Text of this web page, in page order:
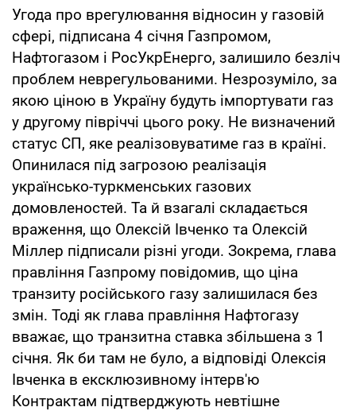
Угода про врегулювання відносин у газовій
сфері, підписана 4 січня Газпромом,
Нафтогазом і РосУкрЕнерго, залишило безліч
проблем неврегульованими. Незрозуміло, за
якою ціною в Україну будуть імпортувати газ
у другому півріччі цього року. Не визначений
статус СП, яке реалізовуватиме газ в країні.
Опинилася під загрозою реалізація
українсько-туркменських газових
домовленостей. Та й взагалі складається
враження, що Олексій Івченко та Олексій
Міллер підписали різні угоди. Зокрема, глава
правління Газпрому повідомив, що ціна
транзиту російського газу залишилася без
змін. Тоді як глава правління Нафтогазу
вважає, що транзитна ставка збільшена з 1
січня. Як би там не було, а відповіді Олексія
Івченка в ексклюзивному інтерв'ю
Контрактам підтверджують невтішне